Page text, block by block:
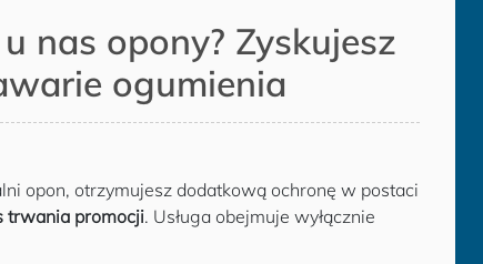
nas opony? Zyskujesz
ogumienia
opon, otrzymujesz dodatkową ochronę w postaci
trwania promocji. Usługa obejmuje wyłącznie